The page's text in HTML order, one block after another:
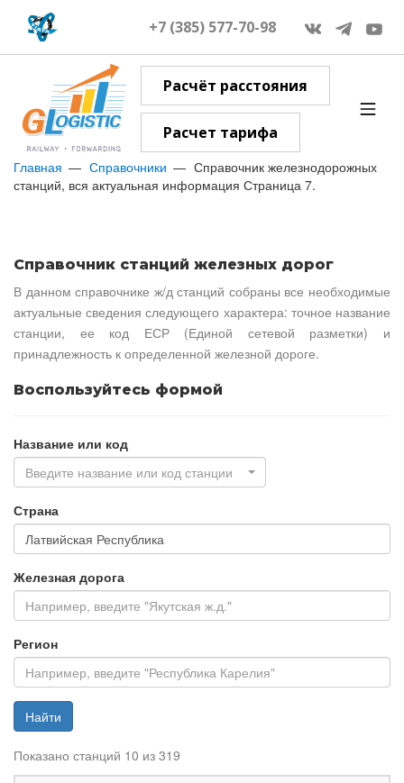
+7 (385) 577-70-98
Расчёт расстояния
Расчет тарифа
Главная Справочники
Справочник железнодорожных
станций, вся актуальная информация Страница 7.
Справочник станций железных дорог
В данном справочнике ж/д станций собраны все необходимые
актуальные сведения следующего характера: точное название
станции, ее код ЕСР (Единой сетевой разметки) и
принадлежность к определенной железной дороге.
Воспользуйтесь формой
Название или код
Введите название или код станции
Страна
Железная дорога
Регион
Найти
Показано станций 10 из 319